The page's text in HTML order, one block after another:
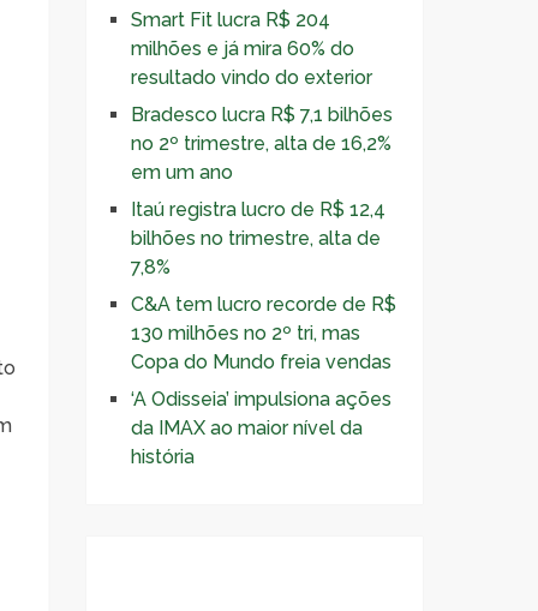
Smart Fit lucra R$ 204
milhões e já mira 60% do
resultado vindo do exterior
Bradesco lucra R$ 7,1 bilhões
no 2º trimestre, alta de 16,2%
em um ano
Itaú registra lucro de R$ 12,4
bilhões no trimestre, alta de
7,8%
C&A tem lucro recorde de R$
130 milhões no 2º tri, mas
Copa do Mundo freia vendas
‘A Odisseia’ impulsiona ações
da IMAX ao maior nível da
história